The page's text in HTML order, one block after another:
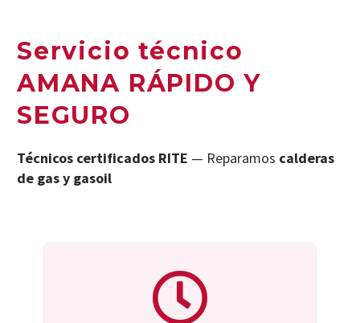
Servicio técnico
AMANA RÁPIDO Y
SEGURO
Técnicos certificados RITE — Reparamos calderas
de gas y gasoil